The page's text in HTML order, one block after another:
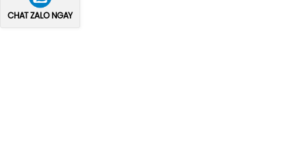
CHAT ZALO NGAY